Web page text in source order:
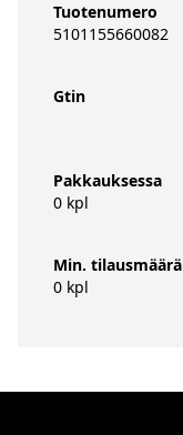
Tuotenumero
5101155660082
Gtin
Pakkauksessa
0 kpl
Min. tilausmäärä
0 kpl